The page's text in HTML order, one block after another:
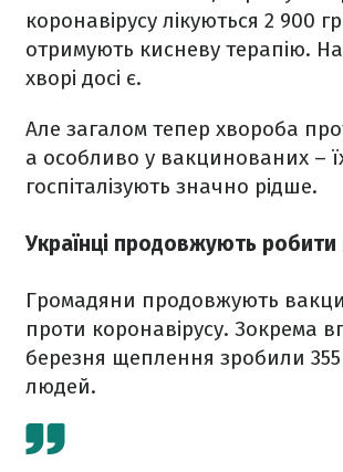
коронавірусу лікуються 2 900
отримують кисневу терапію.
хворі досі є.
Але загалом тепер хвороба
а особливо у вакцинованих –
госпіталізують значно рідше.
Українці продовжують
Громадяни продовжують
проти коронавірусу. Зокрема
березня щеплення зробили 355
людей.